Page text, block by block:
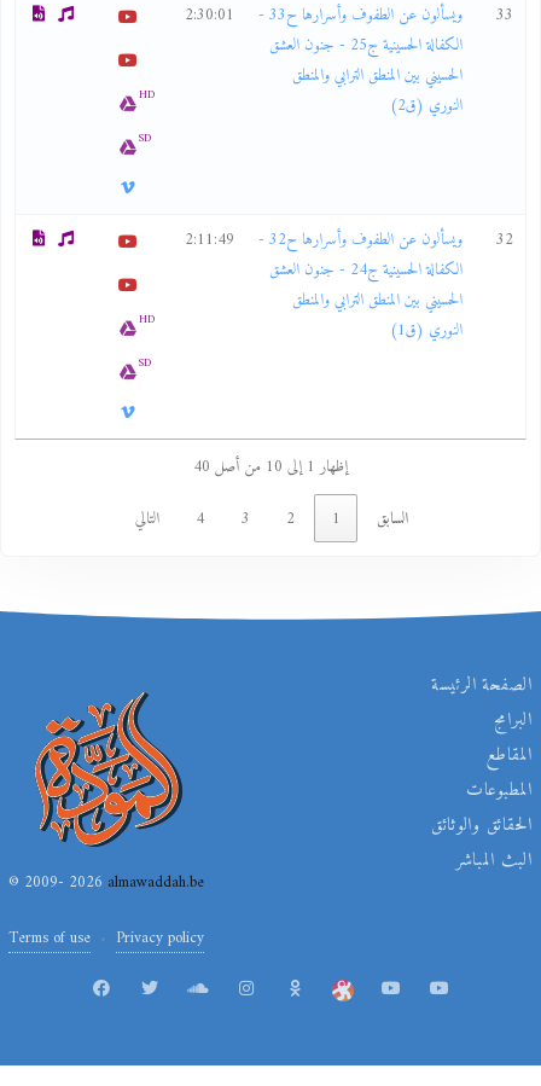
33
ويسألون عن الطفوف وأسرارها ح33 -
الكفالة الحسينية ج25 - جنون العشق
الحسيني بين المنطق الترابي والمنطق
النوري (ق2)
2:30:01
HD
SD
32
ويسألون عن الطفوف وأسرارها ح32 -
الكفالة الحسينية ج24 - جنون العشق
الحسيني بين المنطق الترابي والمنطق
النوري (ق1)
2:11:49
HD
SD
إظهار 1 إلى 10 من أصل 40
السابق
التالي
الصفحة الرئيسة
البرامج
المقاطع
المطبوعات
الحقائق والوثائق
البث المباشر
© 2009- 2026almawaddah.be
Terms of use Privacy policy